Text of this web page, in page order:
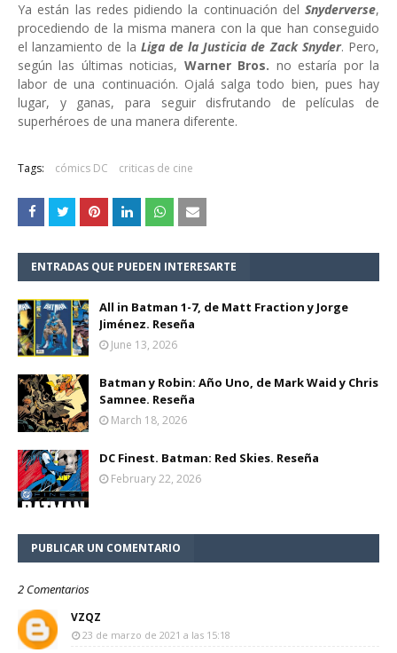
Ya están las redes pidiendo la continuación del Snyderverse,
procediendo de la misma manera con la que han conseguido
el lanzamiento de la Liga de la Justicia de Zack Snyder. Pero,
según las últimas noticias, Warner Bros. no estaría por la
labor de una continuación. Ojalá salga todo bien, pues hay
lugar, y ganas, para seguir disfrutando de películas de
superhéroes de una manera diferente.
Tags: cómics DC criticas de cine
ENTRADAS QUE PUEDEN INTERESARTE
All in Batman 1-7, de Matt Fraction y Jorge
Jiménez. Reseña
June 13, 2026
Batman y Robin: Año Uno, de Mark Waid y Chris
Samnee. Reseña
March 18, 2026
DC Finest. Batman: Red Skies. Reseña
February 22, 2026
PUBLICAR UN COMENTARIO
2 Comentarios
VZQZ
23 de marzo de 2021 a las 15:18